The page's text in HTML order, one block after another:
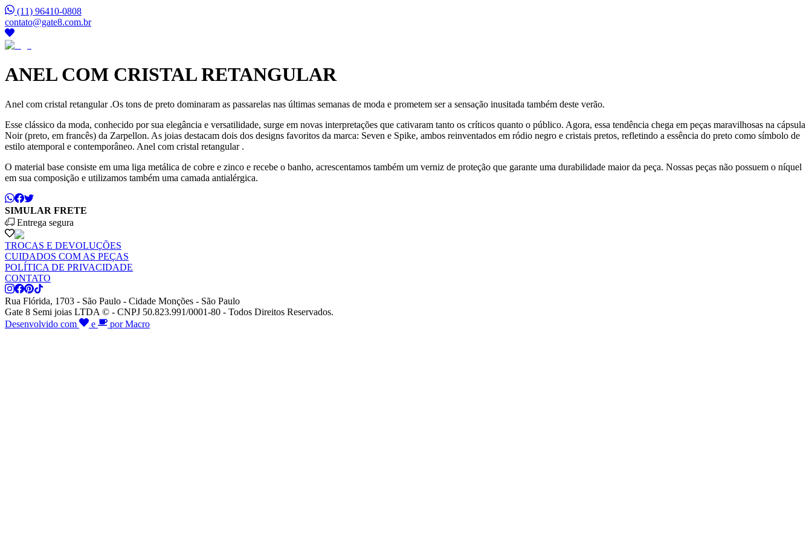
(11) 96410-0808
contato@gate8.com.br
ANEL COM CRISTAL RETANGULAR
Anel com cristal retangular .Os tons de preto dominaram as passarelas nas últimas semanas de moda e prometem ser a sensação inusitada também deste verão.
Esse clássico da moda, conhecido por sua elegância e versatilidade, surge em novas interpretações que cativaram tanto os críticos quanto o público. Agora, essa tendência chega em peças maravilhosas na cápsula
Noir (preto, em francês) da Zarpellon. As joias destacam dois dos designs favoritos da marca: Seven e Spike, ambos reinventados em ródio negro e cristais pretos, refletindo a essência do preto como símbolo de
estilo atemporal e contemporâneo. Anel com cristal retangular .
O material base consiste em uma liga metálica de cobre e zinco e recebe o banho, acrescentamos também um verniz de proteção que garante uma durabilidade maior da peça. Nossas peças não possuem o níquel
em sua composição e utilizamos também uma camada antialérgica.
SIMULAR FRETE
Entrega segura
TROCAS E DEVOLUÇÕES
CUIDADOS COM AS PEÇAS
POLÍTICA DE PRIVACIDADE
CONTATO
Rua Flórida, 1703 - São Paulo - Cidade Monções - São Paulo
Gate 8 Semi joias LTDA © - CNPJ 50.823.991/0001-80 - Todos Direitos Reservados.
Desenvolvido com
e por Macro